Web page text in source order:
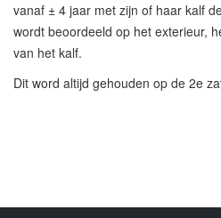
vanaf ± 4 jaar met zijn of haar kalf
wordt beoordeeld op het exterieur,
van het kalf.
Dit word altijd gehouden op de 2e